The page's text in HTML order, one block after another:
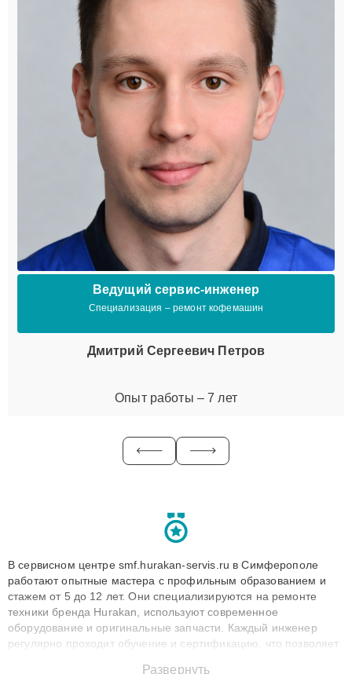
Ведущий сервис-инженер
Специализация – ремонт кофемашин
Дмитрий Сергеевич Петров
Опыт работы – 7 лет
В сервисном центре smf.hurakan-servis.ru в Симферополе
работают опытные мастера с профильным образованием и
стажем от 5 до 12 лет. Они специализируются на ремонте
техники бренда Hurakan, используют современное
оборудование и оригинальные запчасти. Каждый инженер
регулярно проходит обучение и сертификацию, что позволяет
Развернуть